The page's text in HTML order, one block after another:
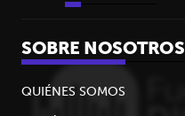
SOBRE NOSOTROS
QUIÉNES SOMOS